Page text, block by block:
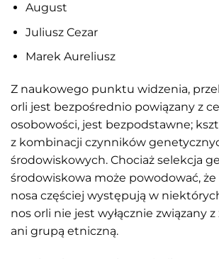
August
Juliusz Cezar
Marek Aureliusz
Z naukowego punktu widzenia,
orli jest bezpośrednio powiązany z
osobowości, jest bezpodstawne;
z kombinacji czynników
środowiskowych. Chociaż selekcja
środowiskowa może powodować, że
nosa częściej występują w
nos orli nie jest wyłącznie związany
ani grupą etniczną.